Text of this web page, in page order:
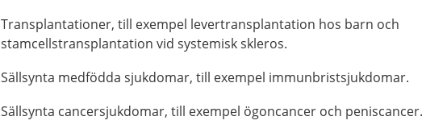
Transplantationer, till exempel levertransplantation hos barn och
stamcellstransplantation vid systemisk skleros.
Sällsynta medfödda sjukdomar, till exempel immunbristsjukdomar.
Sällsynta cancersjukdomar, till exempel ögoncancer och peniscancer.